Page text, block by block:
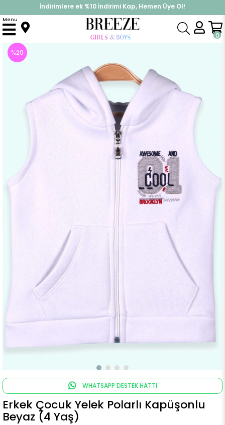
%30 Sepette Yaz İndirimi, Hemen Al!
İndirimlere ek %10 İndirimi Kap, Hemen Üye Ol!
0
Menu
Anasayfa Üst Giyim Yelek
%20
WHATSAPP DESTEK HATTI
Erkek Çocuk Yelek Polarlı Kapüşonlu
Beyaz (4 Yaş)